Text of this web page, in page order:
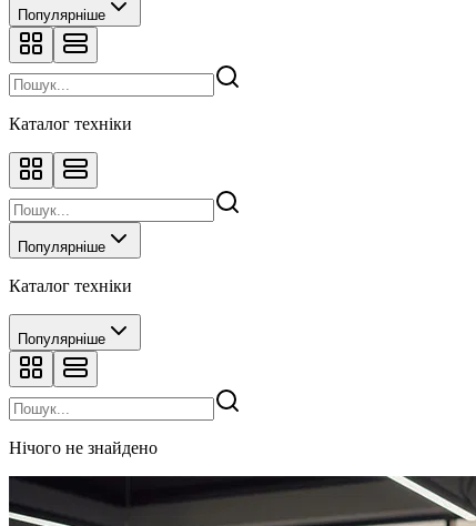
Популярніше
Каталог техніки
Популярніше
Каталог техніки
Популярніше
Нічого не знайдено